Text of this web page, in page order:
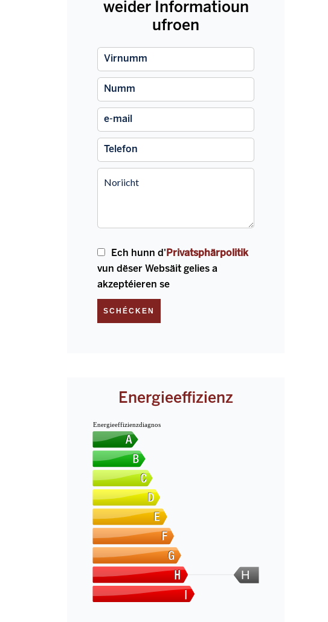
weider Informatioun
ufroen
Ech hunn d' Privatsphärpolitik
vun dëser Websäit gelies a
akzeptéieren se
SCHÉCKEN
Energieeffizienz
H
Energieeffizienzdiagnos